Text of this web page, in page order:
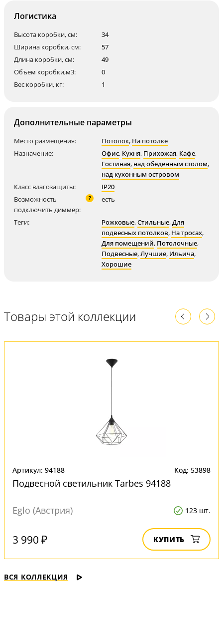
Логистика
Высота коробки, см:
34
Ширина коробки, см:
57
Длина коробки, см:
49
Объем коробки,м3:
0
Вес коробки, кг:
1
Дополнительные параметры
Место размещения: Потолок, На потолке
Назначение:
Офис, Кухня, Прихожая, Кафе,
Гостиная, над обеденным столом,
над кухонным островом
Класс влагозащиты:
IP20
Возможность
подключить диммер:
? есть
Теги: Рожковые,Стильные,Для
подвесных потолков, На тросах,
Для помещений, Потолочные,
Подвесные,Лучшие, Ильича,
Хорошие
Товары этой коллекции
Артикул: 94188 Код: 53898
Подвесной светильник Tarbes 94188
Eglo (Австрия) 123 шт.
3 990 ₽ КУПИТЬ
ВСЯ КОЛЛЕКЦИЯ